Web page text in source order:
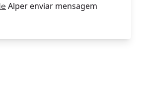
Alper enviar mensagem